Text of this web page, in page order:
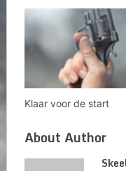
Klaar voor de start
About Author